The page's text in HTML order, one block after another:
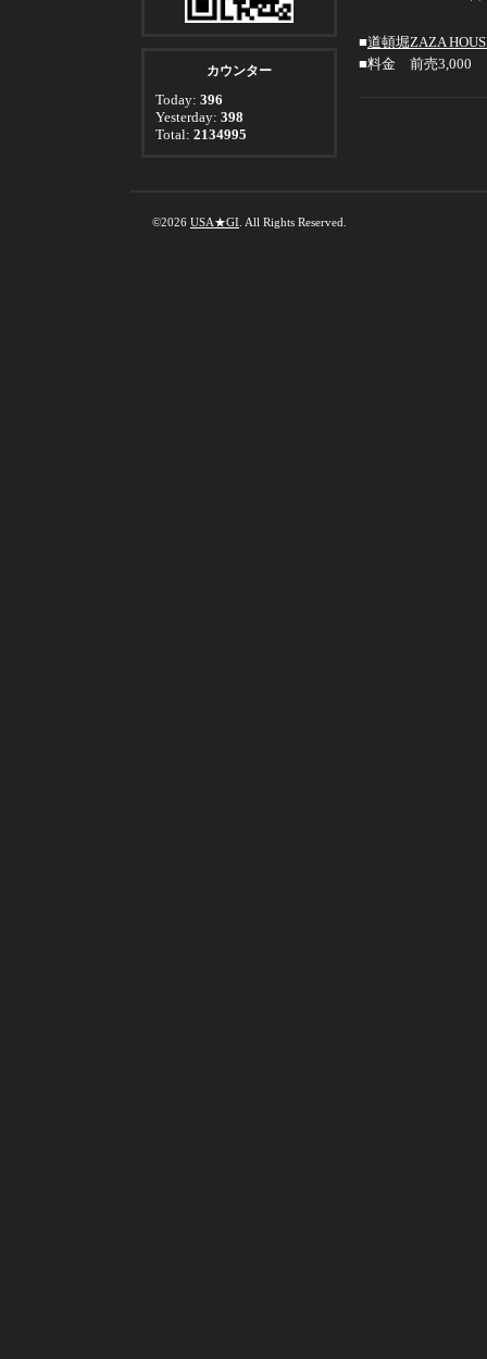
■道頓堀ZAZA
■料金 前売3,000
カウンター
Today: 396
Yesterday: 398
Total: 2134995
©2026 USA★GI . All Rights Reserved.